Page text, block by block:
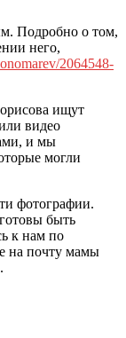
Подробно о том,
него,
2064548-
ищут
видео
и мы
могли
фотографии.
быть
к нам по
на почту мамы